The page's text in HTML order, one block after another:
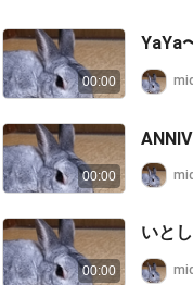
00:00
YaYa
00:00
00:00
いと